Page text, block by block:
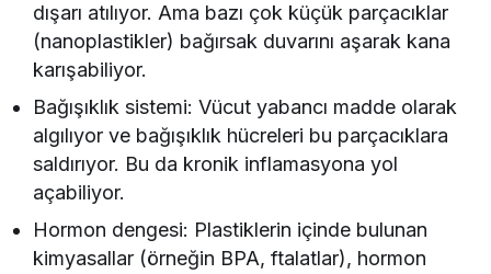
dışarı atılıyor. Ama bazı çok küçük parçacıklar
(nanoplastikler) bağırsak duvarını aşarak kana
karışabiliyor.
Bağışıklık sistemi: Vücut yabancı madde olarak
algılıyor ve bağışıklık hücreleri bu parçacıklara
saldırıyor. Bu da kronik inflamasyona yol
açabiliyor.
Hormon dengesi: Plastiklerin içinde bulunan
kimyasallar (örneğin BPA, ftalatlar), hormon